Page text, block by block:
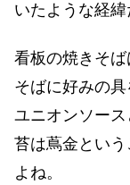
いたような経緯
看板の焼きそ
そばに好みの具
ユニオンソー
苔は蔦金とい
よね。